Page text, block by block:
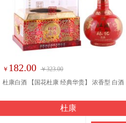
￥ 182.00 ￥323.00
杜康白酒 【国花杜康 经典华贵】 浓香型 白酒
杜康